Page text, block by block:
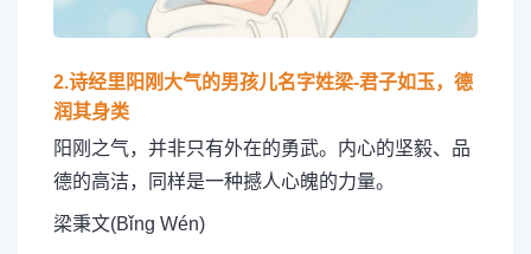
2.诗经里阳刚大气的男孩儿名字姓梁-君子如玉，德
润其身类
阳刚之气，并非只有外在的勇武。内心的坚毅、品
德的高洁，同样是一种撼人心魄的力量。
梁秉文(Bǐng Wén)